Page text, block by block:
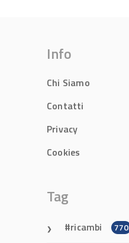
Info
Chi Siamo
Contatti
Privacy
Cookies
Tag
ricambi 770